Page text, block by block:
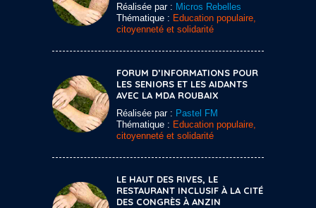
Réalisée par : Micros Rebelles
Thématique : Education populaire,
citoyenneté et solidarité
FORUM D’INFORMATIONS POUR
LES SENIORS ET LES AIDANTS
AVEC LA MDA ROUBAIX
Réalisée par : Pastel FM
Thématique : Education populaire,
citoyenneté et solidarité
LE HAUT DES RIVES, LE
RESTAURANT INCLUSIF À LA CITÉ
DES CONGRÈS À ANZIN